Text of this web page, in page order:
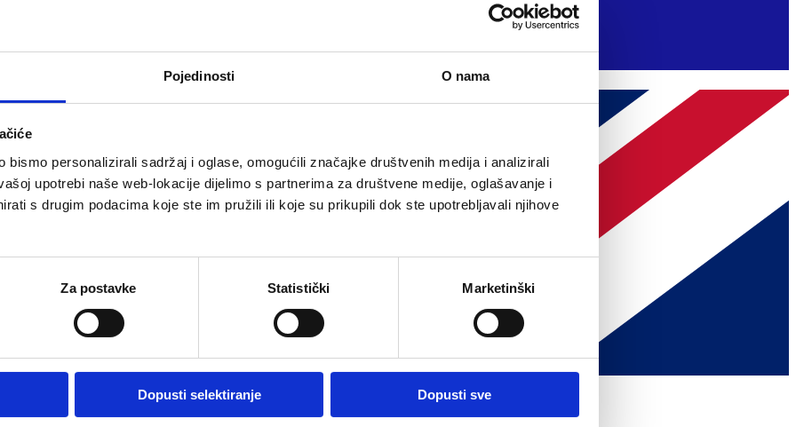
Pojedinosti O nama
bismo personalizirali sadržaj i oglase, omogućili značajke društvenih medija i analizirali
upotrebi naše web-lokacije dijelimo s partnerima za društvene medije, oglašavanje i
s drugim podacima koje ste im pružili ili koje su prikupili dok ste upotrebljavali njihove
Za postavke Statistički Marketinški
Dopusti selektiranje Dopusti sve